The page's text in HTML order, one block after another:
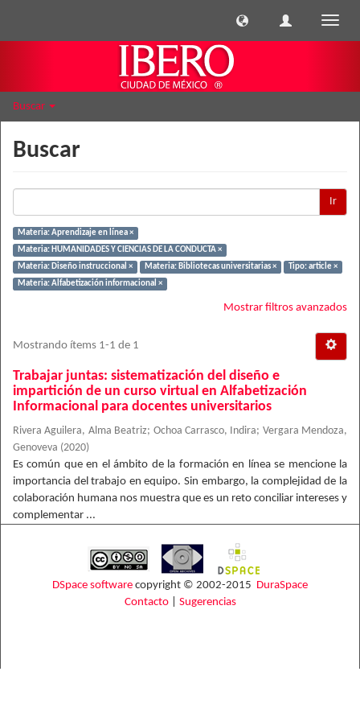
Buscar
Buscar
Ir
Materia: Aprendizaje en línea ×
Materia: HUMANIDADES Y CIENCIAS DE LA CONDUCTA ×
Materia: Diseño instruccional ×
Materia: Bibliotecas universitarias ×
Tipo: article ×
Materia: Alfabetización informacional ×
Mostrar filtros avanzados
Mostrando ítems 1-1 de 1
Trabajar juntas: sistematización del diseño e
impartición de un curso virtual en Alfabetización
Informacional para docentes universitarios
Rivera Aguilera, Alma Beatriz; Ochoa Carrasco, Indira; Vergara Mendoza,
Genoveva (2020)
Es común que en el ámbito de la formación en línea se mencione la
importancia del trabajo en equipo. Sin embargo, la complejidad de la
colaboración humana nos muestra que es un reto conciliar intereses y
complementar ...
DSpace software copyright © 2002-2015 DuraSpace
Contacto| Sugerencias